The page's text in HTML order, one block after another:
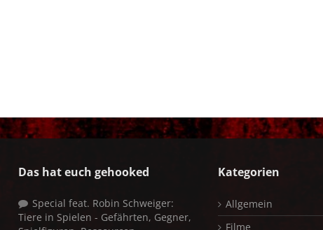
Das hat euch gehooked
Special feat. Robin Schweiger:
Tiere in Spielen - Gefährten, Gegner,
Kategorien
Allgemein
Filme